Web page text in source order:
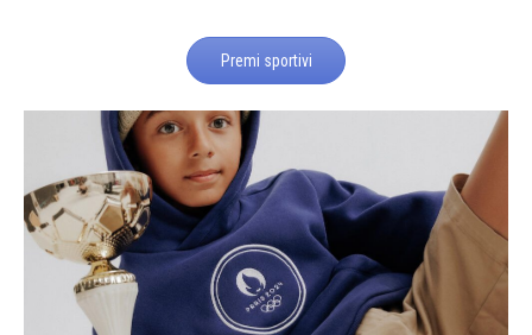
Premi sportivi